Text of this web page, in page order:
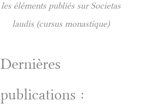
les éléments publiés sur Societas
laudis (cursus monastique)
Dernières
publications :